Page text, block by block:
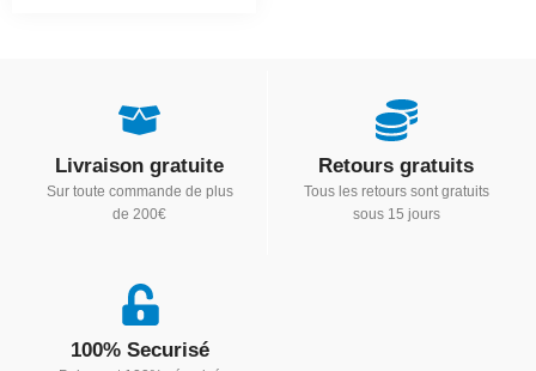
Livraison gratuite
Sur toute commande de plus
de 200€
Retours gratuits
Tous les retours sont gratuits
sous 15 jours
100% Securisé